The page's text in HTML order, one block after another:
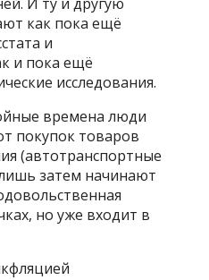
И ту и другую
как пока ещё
и
и пока ещё
исследования.
времена люди
покупок товаров
(автотранспортные
затем начинают
но уже входит в